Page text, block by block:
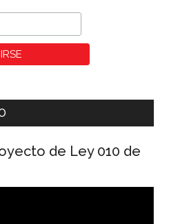
de Ley 010 de